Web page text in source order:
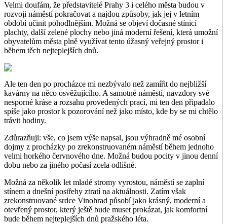
Velmi doufám, že představitelé Prahy 3 i celého města budou v
rozvoji náměstí pokračovat a najdou způsoby, jak jej v letním
období učinit pohodlnějším. Možná se objeví dočasné stínicí
plachty, další zelené plochy nebo jiná moderní řešení, která umožní
obyvatelům města plně využívat tento úžasný veřejný prostor i
během těch nejteplejších dnů.
Ale ten den po procházce mi nezbývalo než zamířit do nejbližší
kavárny na něco osvěžujícího. A samotné náměstí, navzdory své
nesporné kráse a rozsahu provedených prací, mi ten den připadalo
spíše jako prostor k pozorování než jako místo, kde by se mi chtělo
trávit hodiny.
Zdůrazňuji: vše, co jsem výše napsal, jsou výhradně mé osobní
dojmy z procházky po zrekonstruovaném náměstí během jednoho
velmi horkého červnového dne. Možná budou pocity v jinou denní
dobu nebo za jiného počasí zcela odlišné.
Možná za několik let mladé stromy vyrostou, náměstí se zaplní
stínem a dnešní postřehy ztratí na aktuálnosti. Zatím však
zrekonstruované srdce Vinohrad působí jako krásný, moderní a
otevřený prostor, který ještě bude muset prokázat, jak komfortní
bude během nejteplejších dnů pražského léta.